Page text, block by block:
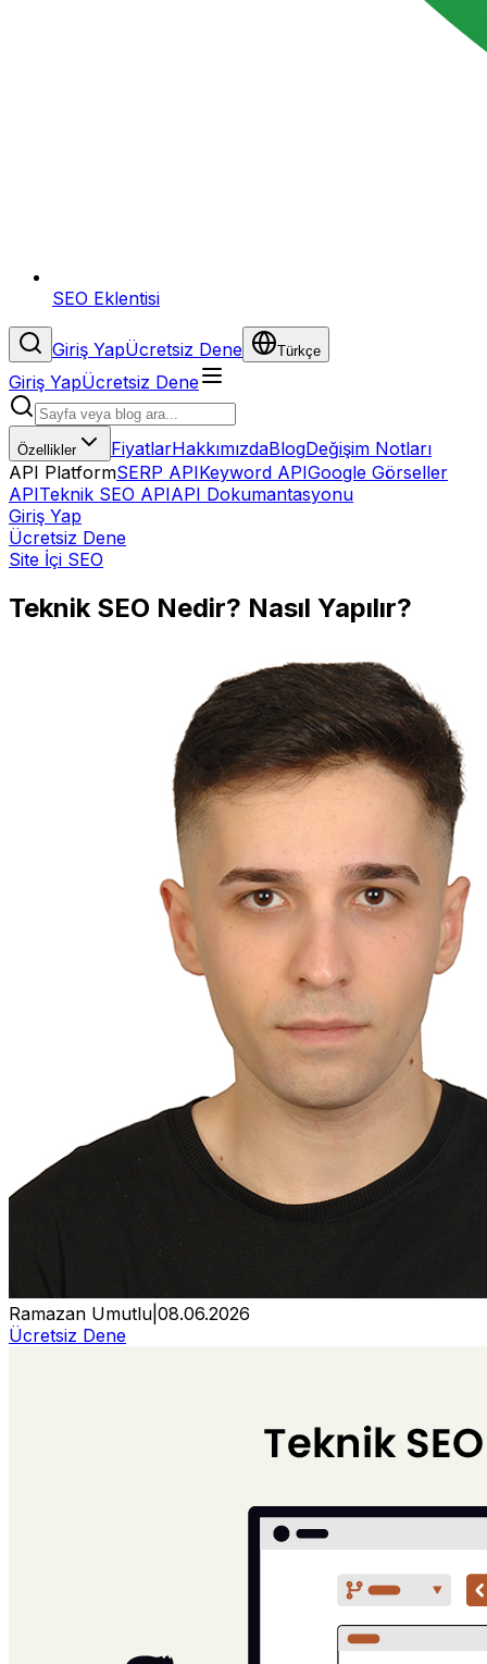
SEO Eklentisi
Giriş YapÜcretsiz Dene Türkçe
Giriş YapÜcretsiz Dene
Özellikler FiyatlarHakkımızdaBlogDeğişim Notları
API PlatformSERP APIKeyword APIGoogle Görseller
APITeknik SEO APIAPI Dokumantasyonu
Giriş Yap
Ücretsiz Dene
Site İçi SEO
Teknik SEO Nedir? Nasıl Yapılır?
Ramazan Umutlu 08.06.2026
Ücretsiz Dene